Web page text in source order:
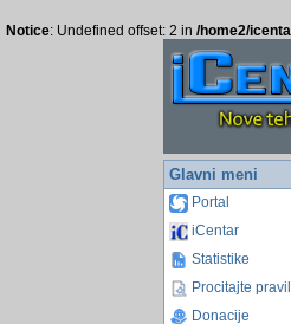
Notice: Undefined offset: 2 in /home2/
Glavni meni
Portal
iCentar
Statistike
Procitajte
Donacije